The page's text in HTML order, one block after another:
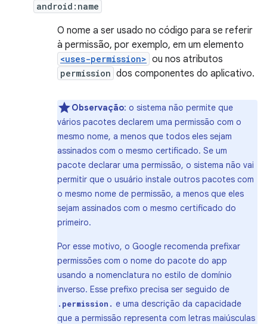
android:name
O nome a ser usado no código para se referir
à permissão, por exemplo, em um elemento
<uses-permission> ou nos atributos
permission dos componentes do aplicativo.
Observação: o sistema não permite que
vários pacotes declarem uma permissão com o
mesmo nome, a menos que todos eles sejam
assinados com o mesmo certificado. Se um
pacote declarar uma permissão, o sistema não vai
permitir que o usuário instale outros pacotes com
o mesmo nome de permissão, a menos que eles
sejam assinados com o mesmo certificado do
primeiro.
Por esse motivo, o Google recomenda prefixar
permissões com o nome do pacote do app
usando a nomenclatura no estilo de domínio
inverso. Esse prefixo precisa ser seguido de
.permission. e uma descrição da capacidade
que a permissão representa com letras maiúsculas